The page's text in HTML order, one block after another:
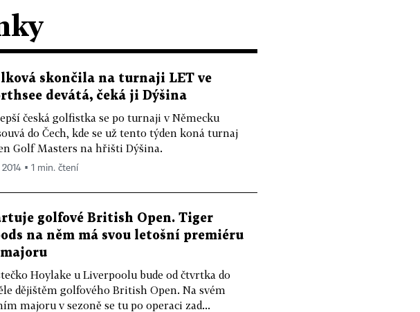
skončila na turnaji LET ve
devátá, čeká ji Dýšina
česká golfistka se po turnaji v Německu
do Čech, kde se už tento týden koná turnaj
Golf Masters na hřišti Dýšina.
2014 ▪ 1 min. čtení
golfové British Open. Tiger
na něm má svou letošní premiéru
Hoylake u Liverpoolu bude od čtvrtka do
dějištěm golfového British Open. Na svém
majoru v sezoně se tu po operaci zad...